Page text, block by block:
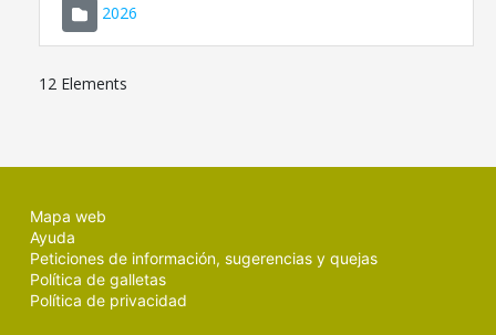
2026
12 Elements
Mapa web
Ayuda
Peticiones de información, sugerencias y quejas
Política de galletas
Política de privacidad